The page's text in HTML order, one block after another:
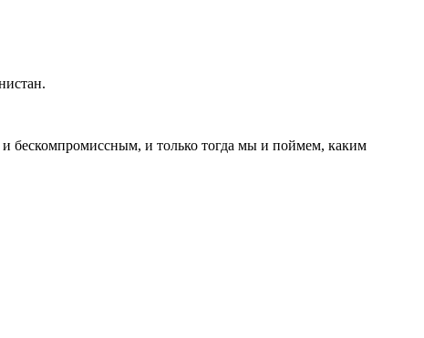
и бескомпромиссным, и только тогда мы и поймем, каким